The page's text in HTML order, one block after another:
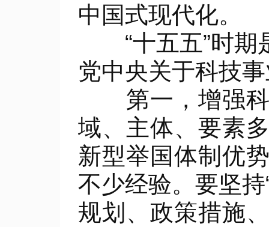
中国式现代化。
“十五五”时期
党中央关于科技
第一，增强科
域、主体、要素
新型举国体制优
不少经验。要坚
规划、政策措施